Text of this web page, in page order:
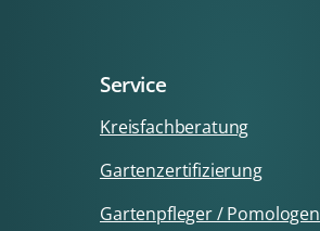
Service
Kreisfachberatung
Gartenzertifizierung
Gartenpfleger / Pomologen